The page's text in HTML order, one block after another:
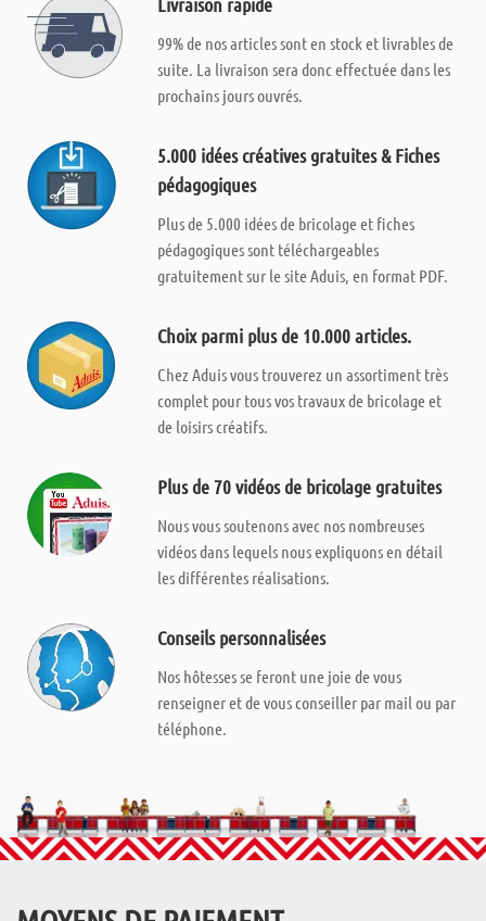
99% de nos articles sont en stock et livrables de
suite. La livraison sera donc effectuée dans les
prochains jours ouvrés.
5.000 idées créatives gratuites & Fiches
pédagogiques
Plus de 5.000 idées de bricolage et fiches
pédagogiques sont téléchargeables
gratuitement sur le site Aduis, en format PDF.
Choix parmi plus de 10.000 articles.
Chez Aduis vous trouverez un assortiment très
complet pour tous vos travaux de bricolage et
de loisirs créatifs.
Plus de 70 vidéos de bricolage gratuites
Nous vous soutenons avec nos nombreuses
vidéos dans lequels nous expliquons en détail
les différentes réalisations.
Conseils personnalisées
Nos hôtesses se feront une joie de vous
renseigner et de vous conseiller par mail ou par
téléphone.